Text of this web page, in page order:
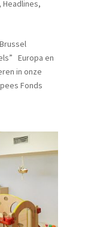
, Headlines,
Europa en
in onze
Fonds